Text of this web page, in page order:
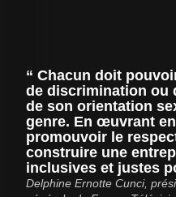
Chacun doit
de discrimination ou
de son orientation
genre. En œuvrant
promouvoir le
construire une
inclusives et justes
Delphine Ernotte Cunci,